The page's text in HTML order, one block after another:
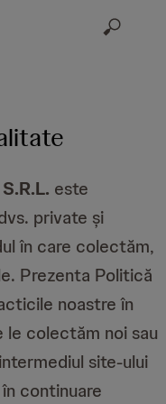
este
private și
în care colectăm,
Prezenta Politică
noastre în
colectăm noi sau
site-ului
continuare